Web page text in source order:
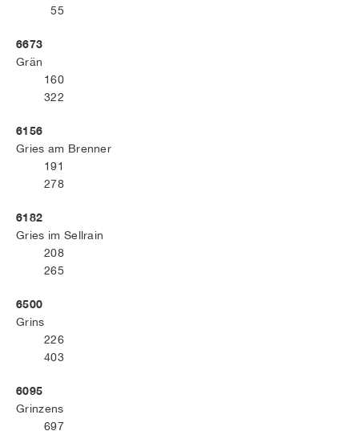
55
6673
Grän
160
322
6156
Gries am Brenner
191
278
6182
Gries im Sellrain
208
265
6500
Grins
226
403
6095
Grinzens
697